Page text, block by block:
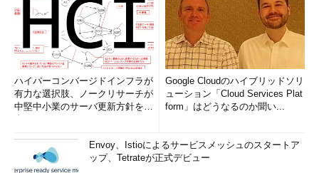
ハイパーコンバージドインフラが
有力な選択肢、ノークリサーチが
中堅中小業のサーバ更新方針を調
Google Cloudのハイブリッドソリ
ューション「Cloud Services Plat
form」はどうなるのか聞い...
Envoy、Istioによるサービスメッシュのスタートア
ップ、Tetrateが正式デビュー